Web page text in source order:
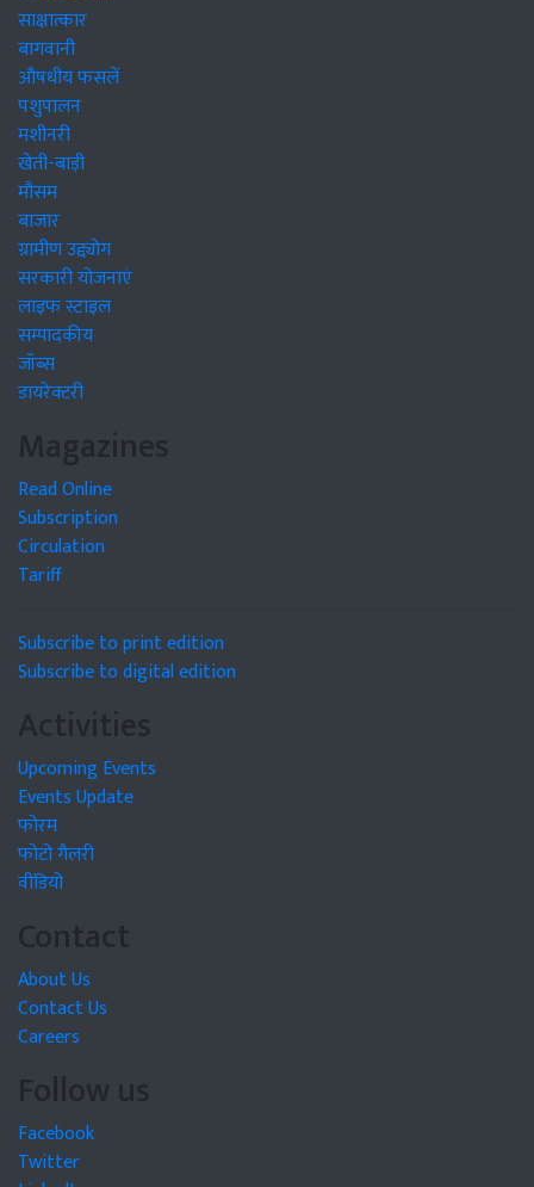
साक्षात्कार
बागवानी
औषधीय फसलें
पशुपालन
मशीनरी
खेती-बाड़ी
मौसम
बाजार
ग्रामीण उद्द्योग
सरकारी योजनाएं
लाइफ स्टाइल
सम्पादकीय
जॉब्स
डायरेक्टरी
Magazines
Read Online
Subscription
Circulation
Tariff
Subscribe to print edition
Subscribe to digital edition
Activities
Upcoming Events
Events Update
फोरम
फोटो गैलरी
वीडियो
Contact
About Us
Contact Us
Careers
Follow us
Facebook
Twitter